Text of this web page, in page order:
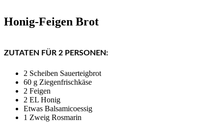
Honig-Feigen Brot
ZUTATEN FÜR 2 PERSONEN:
2 Scheiben Sauerteigbrot
60 g Ziegenfrischkäse
2 Feigen
2 EL Honig
Etwas Balsamicoessig
1 Zweig Rosmarin